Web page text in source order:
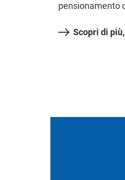
pensionamento
Scopri di